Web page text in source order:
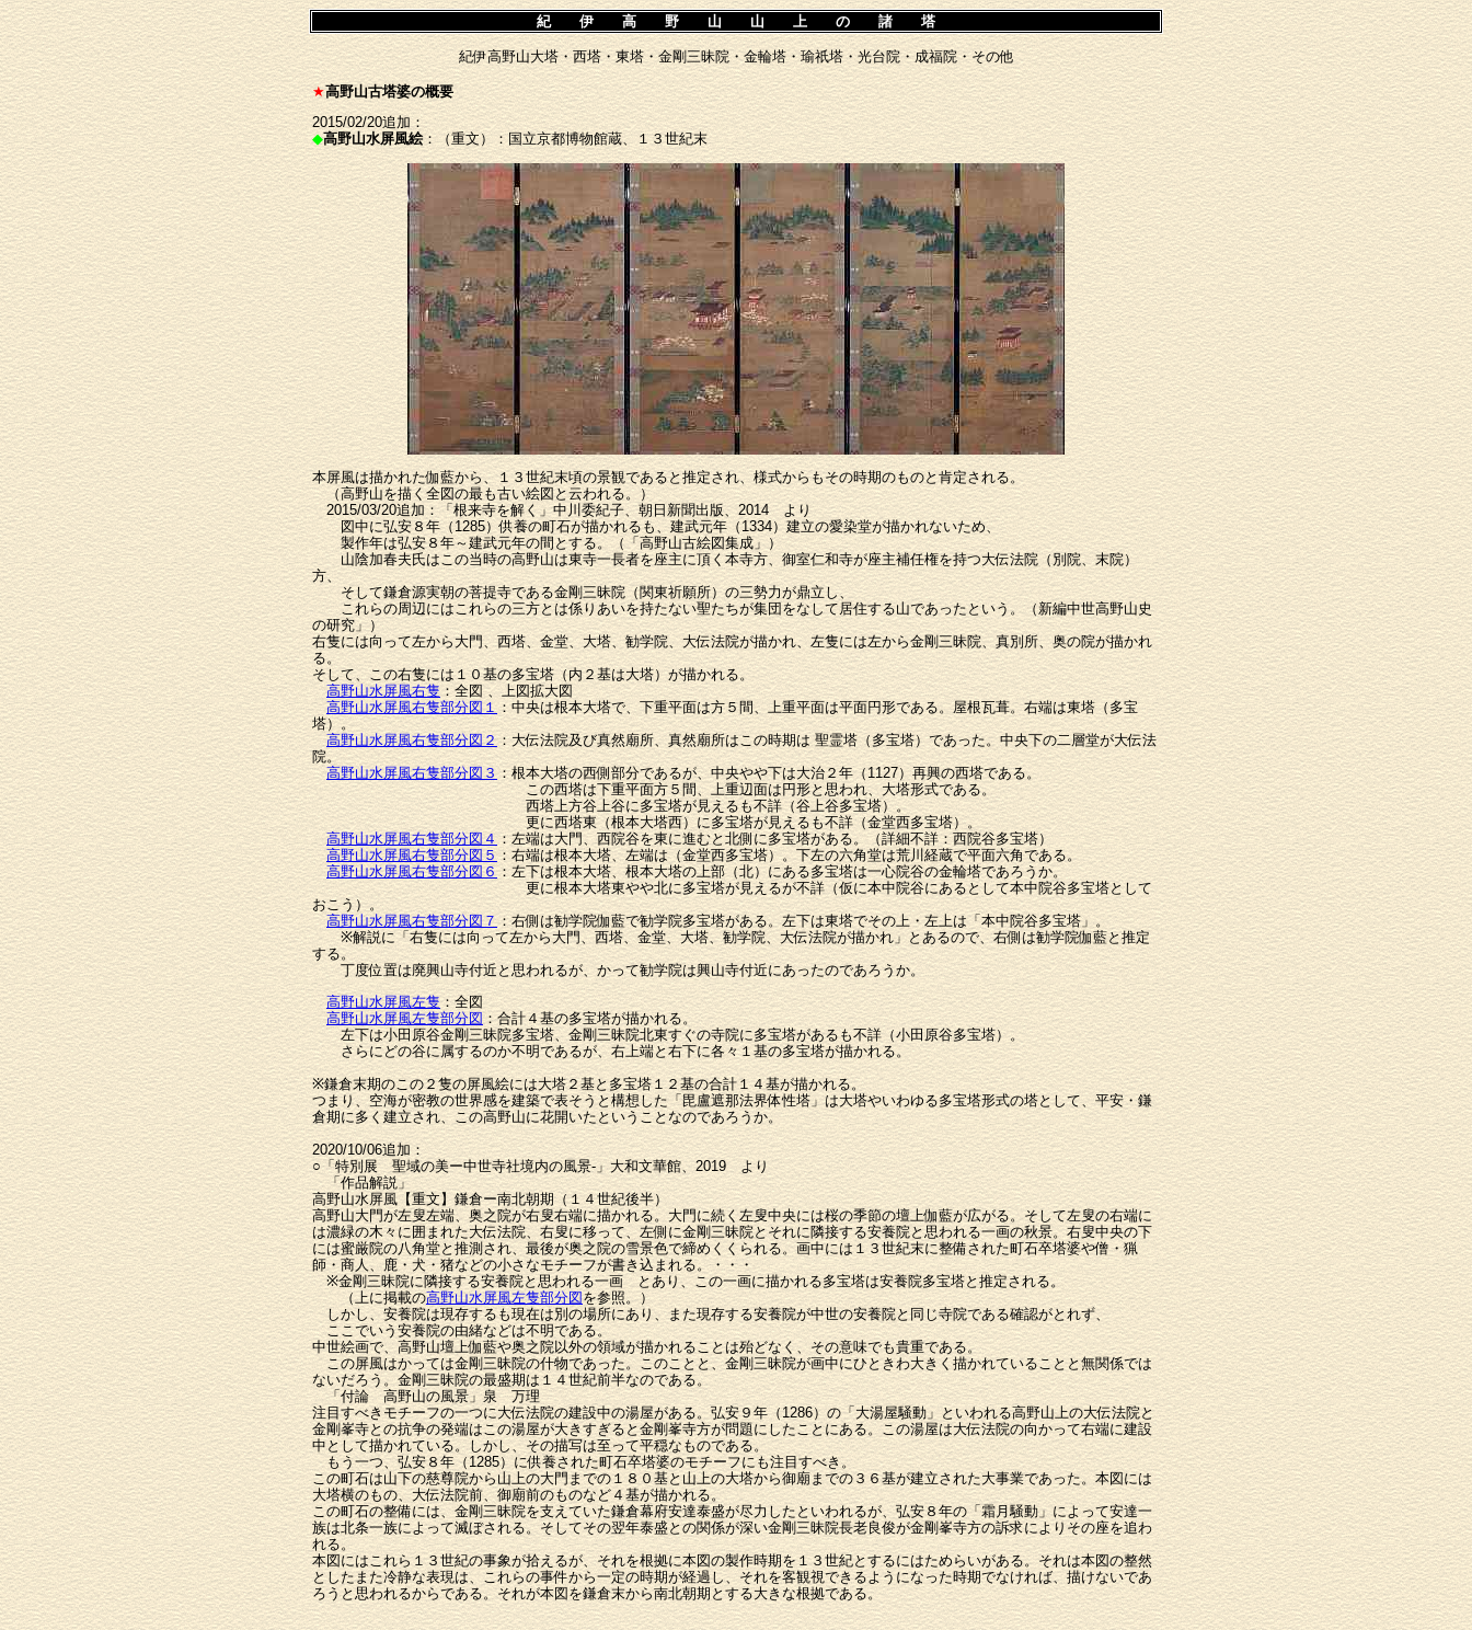
紀 伊 高 野 山 山 上 の 諸 塔
紀伊高野山大塔・西塔・東塔・金剛三昧院・金輪塔・瑜祇塔・光台院・成福院・その他
★高野山古塔婆の概要
2015/02/20追加：
◆高野山水屏風絵：（重文）：国立京都博物館蔵、１３世紀末
本屏風は描かれた伽藍から、１３世紀末頃の景観であると推定され、様式からもその時期のものと肯定される。
（高野山を描く全図の最も古い絵図と云われる。）
2015/03/20追加：「根来寺を解く」中川委紀子、朝日新聞出版、2014 より
図中に弘安８年（1285）供養の町石が描かれるも、建武元年（1334）建立の愛染堂が描かれないため、
製作年は弘安８年～建武元年の間とする。（「高野山古絵図集成」）
山陰加春夫氏はこの当時の高野山は東寺一長者を座主に頂く本寺方、御室仁和寺が座主補任権を持つ大伝法院（別院、末院）
方、
そして鎌倉源実朝の菩提寺である金剛三昧院（関東祈願所）の三勢力が鼎立し、
これらの周辺にはこれらの三方とは係りあいを持たない聖たちが集団をなして居住する山であったという。（新編中世高野山史
の研究」）
右隻には向って左から大門、西塔、金堂、大塔、勧学院、大伝法院が描かれ、左隻には左から金剛三昧院、真別所、奥の院が描かれ
る。
そして、この右隻には１０基の多宝塔（内２基は大塔）が描かれる。
高野山水屏風右隻 ：全図 、上図拡大図
高野山水屏風右隻部分図１ ：中央は根本大塔で、下重平面は方５間、上重平面は平面円形である。屋根瓦葺。右端は東塔（多宝
塔）。
高野山水屏風右隻部分図２：大伝法院及び真然廟所、真然廟所はこの時期は 聖霊塔（多宝塔）であった。中央下の二層堂が大伝法
院。
高野山水屏風右隻部分図３ ：根本大塔の西側部分であるが、中央やや下は大治２年（1127）再興の西塔である。
この西塔は下重平面方５間、上重辺面は円形と思われ、大塔形式である。
西塔上方谷上谷に多宝塔が見えるも不詳（谷上谷多宝塔）。
更に西塔東（根本大塔西）に多宝塔が見えるも不詳（金堂西多宝塔）。
高野山水屏風右隻部分図４ ：左端は大門、西院谷を東に進むと北側に多宝塔がある。（詳細不詳：西院谷多宝塔）
高野山水屏風右隻部分図５：右端は根本大塔、左端は（金堂西多宝塔）。下左の六角堂は荒川経蔵で平面六角である。
高野山水屏風右隻部分図６：左下は根本大塔、根本大塔の上部（北）にある多宝塔は一心院谷の金輪塔であろうか。
更に根本大塔東やや北に多宝塔が見えるが不詳（仮に本中院谷にあるとして本中院谷多宝塔として
おこう）。
高野山水屏風右隻部分図７：右側は勧学院伽藍で勧学院多宝塔がある。左下は東塔でその上・左上は「本中院谷多宝塔」。
※解説に「右隻には向って左から大門、西塔、金堂、大塔、勧学院、大伝法院が描かれ」とあるので、右側は勧学院伽藍と推定
する。
丁度位置は廃興山寺付近と思われるが、かって勧学院は興山寺付近にあったのであろうか。
高野山水屏風左隻：全図
高野山水屏風左隻部分図：合計４基の多宝塔が描かれる。
左下は小田原谷金剛三昧院多宝塔、金剛三昧院北東すぐの寺院に多宝塔があるも不詳（小田原谷多宝塔）。
さらにどの谷に属するのか不明であるが、右上端と右下に各々１基の多宝塔が描かれる。
※鎌倉末期のこの２隻の屏風絵には大塔２基と多宝塔１２基の合計１４基が描かれる。
つまり、空海が密教の世界感を建築で表そうと構想した「毘盧遮那法界体性塔」は大塔やいわゆる多宝塔形式の塔として、平安・鎌
倉期に多く建立され、この高野山に花開いたということなのであろうか。
2020/10/06追加：
○「特別展 聖域の美ー中世寺社境内の風景-」大和文華館、2019 より
「作品解説」
高野山水屏風【重文】鎌倉ー南北朝期（１４世紀後半）
高野山大門が左叟左端、奥之院が右叟右端に描かれる。大門に続く左叟中央には桜の季節の壇上伽藍が広がる。そして左叟の右端に
は濃緑の木々に囲まれた大伝法院、右叟に移って、左側に金剛三昧院とそれに隣接する安養院と思われる一画の秋景。右叟中央の下
には蜜厳院の八角堂と推測され、最後が奥之院の雪景色で締めくくられる。画中には１３世紀末に整備された町石卒塔婆や僧・猟
師・商人、鹿・犬・猪などの小さなモチーフが書き込まれる。・・・
※金剛三昧院に隣接する安養院と思われる一画 とあり、この一画に描かれる多宝塔は安養院多宝塔と推定される。
（上に掲載の高野山水屏風左隻部分図を参照。）
しかし、安養院は現存するも現在は別の場所にあり、また現存する安養院が中世の安養院と同じ寺院である確認がとれず、
ここでいう安養院の由緒などは不明である。
中世絵画で、高野山壇上伽藍や奥之院以外の領域が描かれることは殆どなく、その意味でも貴重である。
この屏風はかっては金剛三昧院の什物であった。このことと、金剛三昧院が画中にひときわ大きく描かれていることと無関係では
ないだろう。金剛三昧院の最盛期は１４世紀前半なのである。
「付論 高野山の風景」泉 万理
注目すべきモチーフの一つに大伝法院の建設中の湯屋がある。弘安９年（1286）の「大湯屋騒動」といわれる高野山上の大伝法院と
金剛峯寺との抗争の発端はこの湯屋が大きすぎると金剛峯寺方が問題にしたことにある。この湯屋は大伝法院の向かって右端に建設
中として描かれている。しかし、その描写は至って平穏なものである。
もう一つ、弘安８年（1285）に供養された町石卒塔婆のモチーフにも注目すべき。
この町石は山下の慈尊院から山上の大門までの１８０基と山上の大塔から御廟までの３６基が建立された大事業であった。本図には
大塔横のもの、大伝法院前、御廟前のものなど４基が描かれる。
この町石の整備には、金剛三昧院を支えていた鎌倉幕府安達泰盛が尽力したといわれるが、弘安８年の「霜月騒動」によって安達一
族は北条一族によって滅ぼされる。そしてその翌年泰盛との関係が深い金剛三昧院長老良俊が金剛峯寺方の訴求によりその座を追わ
れる。
本図にはこれら１３世紀の事象が拾えるが、それを根拠に本図の製作時期を１３世紀とするにはためらいがある。それは本図の整然
としたまた冷静な表現は、これらの事件から一定の時期が経過し、それを客観視できるようになった時期でなければ、描けないであ
ろうと思われるからである。それが本図を鎌倉末から南北朝期とする大きな根拠である。